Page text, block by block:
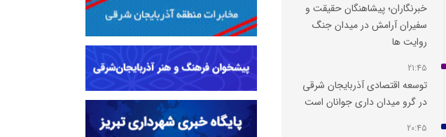
خبرنگاران؛ پیشاهنگان حقیقت و
سفیران آرامش در میدان جنگ
روایت‌ ها
21:45
توسعه اقتصادی آذربایجان شرقی
در گرو میدان‌ داری جوانان است
20:45